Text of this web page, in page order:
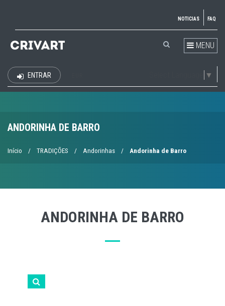
NOTICIAS FAQ
MENU
▼
ENTRAR
ANDORINHA DE BARRO
Início / TRADIÇÕES / Andorinhas / Andorinha de Barro
ANDORINHA DE BARRO